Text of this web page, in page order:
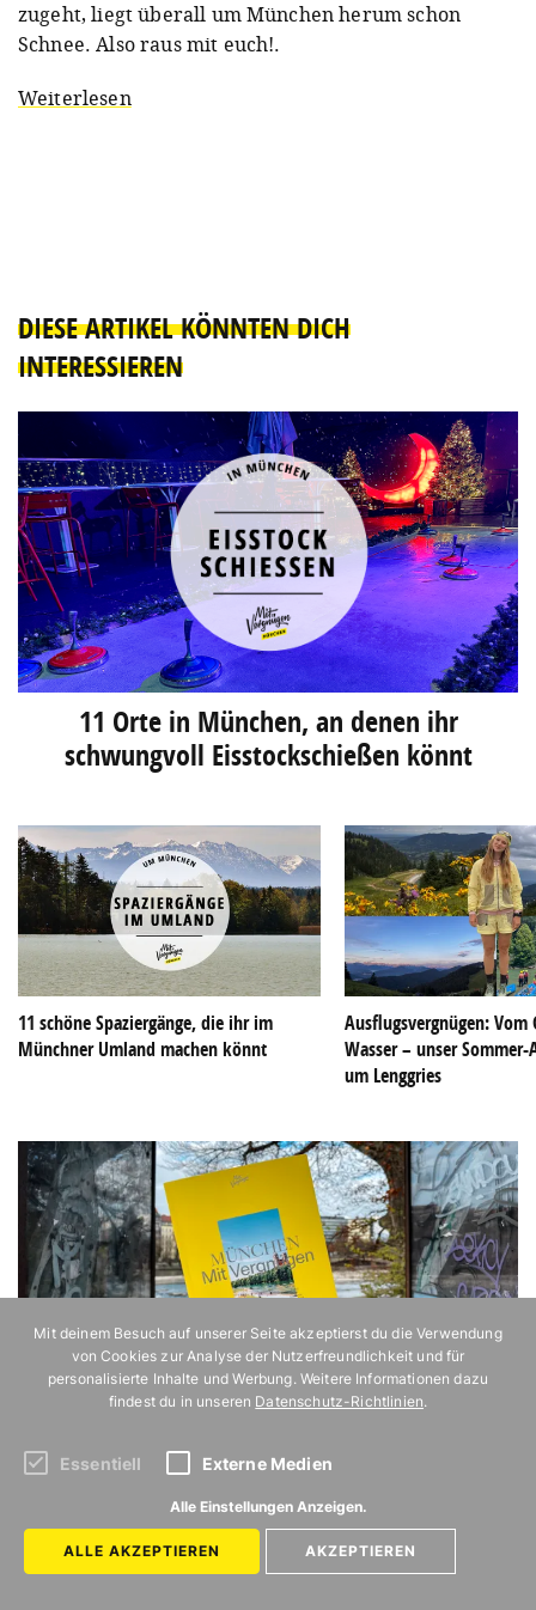
zugeht, liegt überall um München herum schon
Schnee. Also raus mit euch!.
Weiterlesen
DIESE ARTIKEL KÖNNTEN DICH
INTERESSIEREN
11 Orte in München, an denen ihr
schwungvoll Eisstockschießen könnt
11 schöne Spaziergänge, die ihr im
Münchner Umland machen könnt
Ausflugsvergnügen:
Wasser – unser
um Lenggries
Mit deinem Besuch auf unserer Seite akzeptierst du die Verwendung
von Cookies zur Analyse der Nutzerfreundlichkeit und für
personalisierte Inhalte und Werbung. Weitere Informationen dazu
findest du in unseren Datenschutz-Richtlinien.
Essentiell Externe Medien
Alle Einstellungen Anzeigen.
ALLE AKZEPTIEREN AKZEPTIEREN